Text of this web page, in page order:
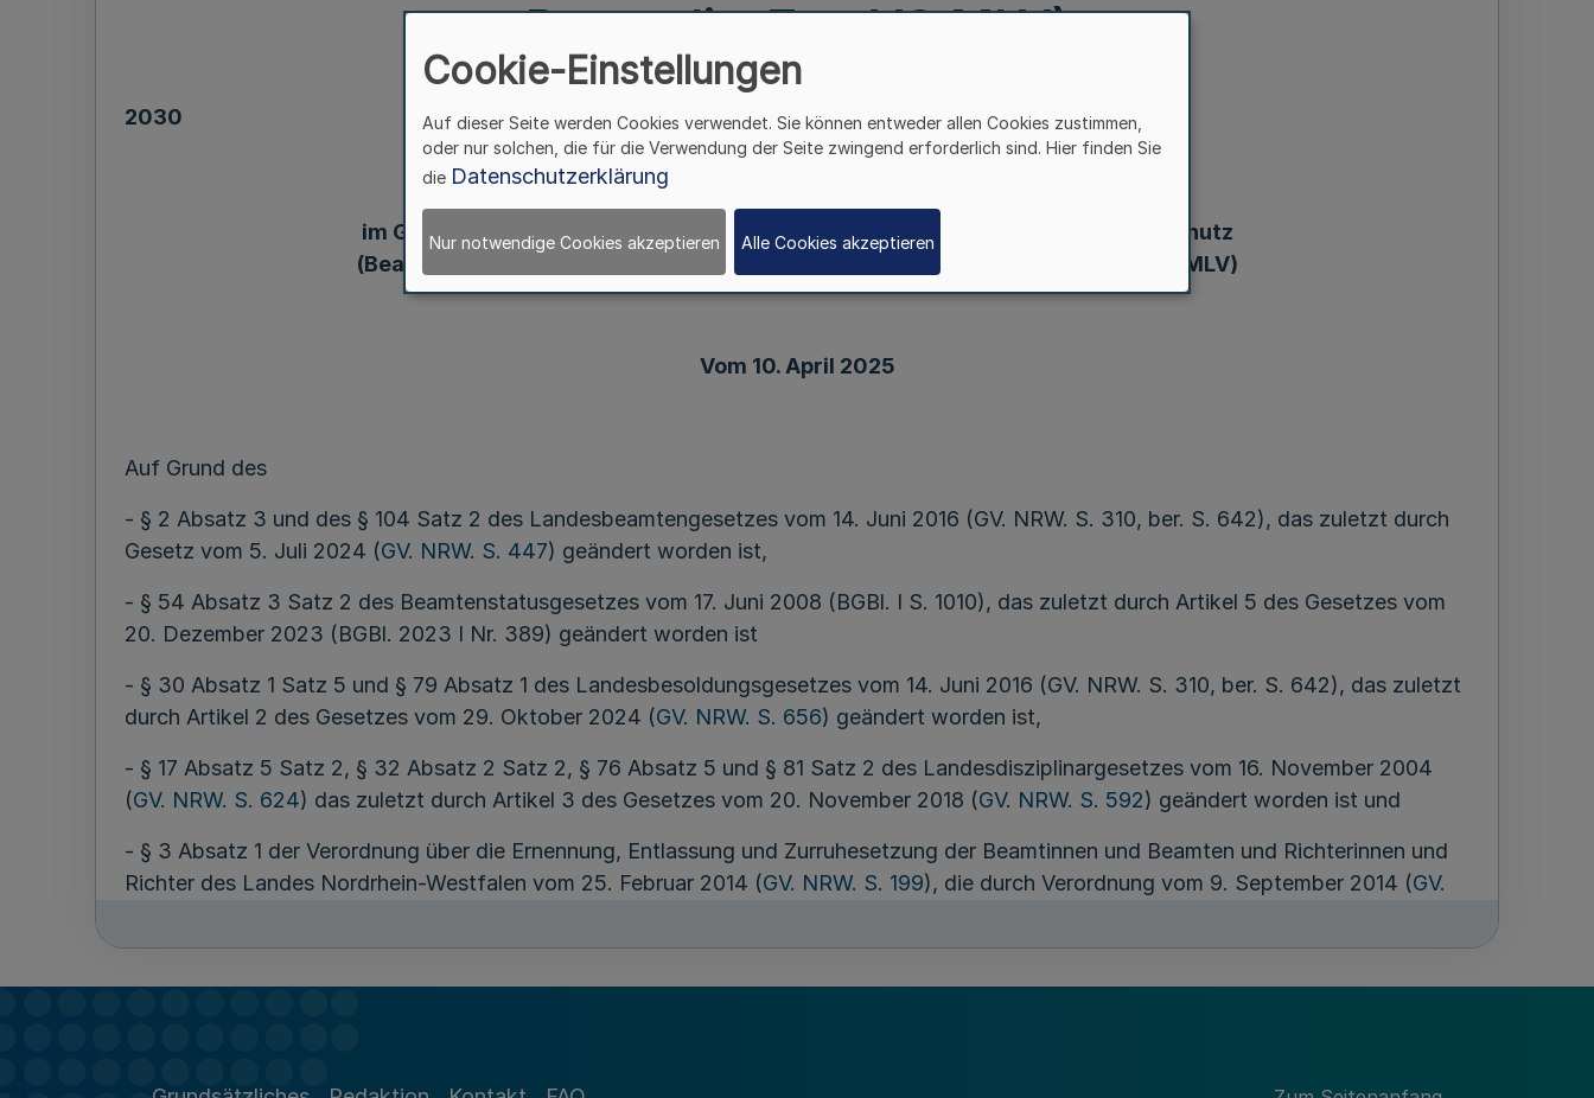
BeamtdiszZustVO MLV)
2030
im Geschäftsbereich des Ministeriums für Landwirtschaft und Verbraucherschutz
(Beamten- und Disziplinarzuständigkeitsverordnung MLV - BeamtdiszZustVO MLV)
Vom 10. April 2025
Auf Grund des
- § 2 Absatz 3 und des § 104 Satz 2 des Landesbeamtengesetzes vom 14. Juni 2016 (GV. NRW. S. 310, ber. S. 642), das zuletzt durch
Gesetz vom 5. Juli 2024 (GV. NRW. S. 447) geändert worden ist,
- § 54 Absatz 3 Satz 2 des Beamtenstatusgesetzes vom 17. Juni 2008 (BGBl. I S. 1010), das zuletzt durch Artikel 5 des Gesetzes vom
20. Dezember 2023 (BGBl. 2023 I Nr. 389) geändert worden ist
- § 30 Absatz 1 Satz 5 und § 79 Absatz 1 des Landesbesoldungsgesetzes vom 14. Juni 2016 (GV. NRW. S. 310, ber. S. 642), das zuletzt
durch Artikel 2 des Gesetzes vom 29. Oktober 2024 (GV. NRW. S. 656) geändert worden ist,
- § 17 Absatz 5 Satz 2, § 32 Absatz 2 Satz 2, § 76 Absatz 5 und § 81 Satz 2 des Landesdisziplinargesetzes vom 16. November 2004
(GV. NRW. S. 624) das zuletzt durch Artikel 3 des Gesetzes vom 20. November 2018 (GV. NRW. S. 592) geändert worden ist und
- § 3 Absatz 1 der Verordnung über die Ernennung, Entlassung und Zurruhesetzung der Beamtinnen und Beamten und Richterinnen und
Richter des Landes Nordrhein-Westfalen vom 25. Februar 2014 (GV. NRW. S. 199), die durch Verordnung vom 9. September 2014 (GV.
Cookie-Einstellungen
Auf dieser Seite werden Cookies verwendet. Sie können entweder allen Cookies zustimmen,
oder nur solchen, die für die Verwendung der Seite zwingend erforderlich sind. Hier finden Sie
die Datenschutzerklärung
Nur notwendige Cookies akzeptieren Alle Cookies akzeptieren